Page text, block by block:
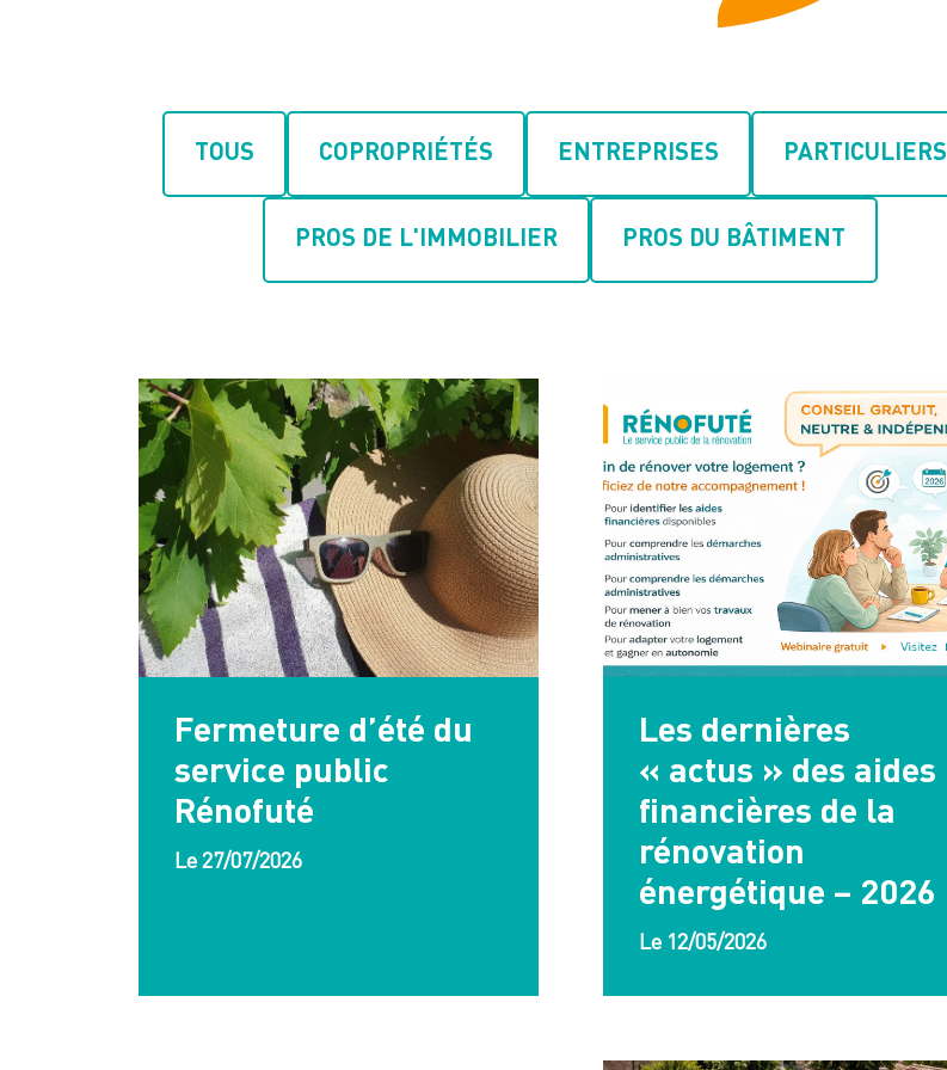
TOUS COPROPRIÉTÉS ENTREPRISES PARTICULIERS
PROS DE L'IMMOBILIER PROS DU BÂTIMENT
Fermeture d’été du
service public
Rénofuté
Le 27/07/2026
Les dernières
« actus » des aides
financières de la
rénovation
énergétique – 2026
Le 12/05/2026